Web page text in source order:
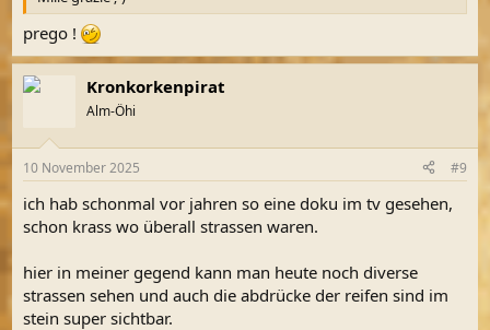
prego !
Kronkorkenpirat
Alm-Öhi
10 November 2025 #9
ich hab schonmal vor jahren so eine doku im tv gesehen,
schon krass wo überall strassen waren.
hier in meiner gegend kann man heute noch diverse
strassen sehen und auch die abdrücke der reifen sind im
stein super sichtbar.